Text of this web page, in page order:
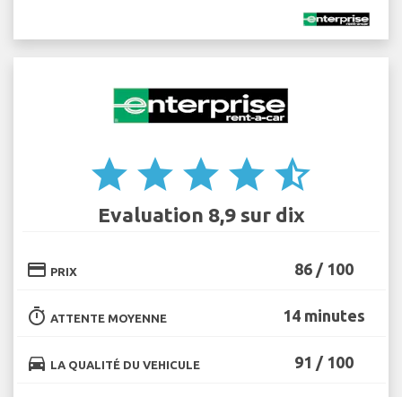
star star star star star_half
Evaluation 8,9 sur dix
credit_card PRIX 86 / 100
timer ATTENTE MOYENNE 14 minutes
directions_car LA QUALITÉ DU VEHICULE 91 / 100